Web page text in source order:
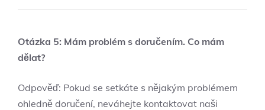
Otázka 5: Mám problém s doručením. Co mám
dělat?
Odpověď: Pokud se setkáte s nějakým problémem
ohledně doručení, neváhejte kontaktovat naši